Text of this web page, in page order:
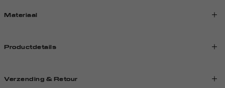
Materiaal
Productdetails
Verzending & Retour